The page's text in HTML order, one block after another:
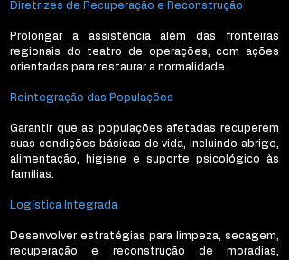
Diretrizes de Recuperação e Reconstrução
Prolongar a assistência além das fronteiras
regionais do teatro de operações, com ações
orientadas para restaurar a normalidade.
Reintegração das Populações
Garantir que as populações afetadas recuperem
suas condições básicas de vida, incluindo abrigo,
alimentação, higiene e suporte psicológico às
famílias.
Logística Integrada
Desenvolver estratégias para limpeza, secagem,
recuperação e reconstrução de moradias,